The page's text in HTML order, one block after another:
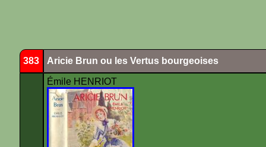
383 Aricie Brun ou les Vertus bourgeoises
Émile HENRIOT